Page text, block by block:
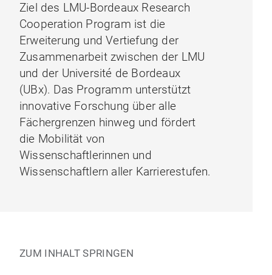
Ziel des LMU-Bordeaux Research
Cooperation Program ist die
Erweiterung und Vertiefung der
Zusammenarbeit zwischen der LMU
und der Université de Bordeaux
(UBx). Das Programm unterstützt
innovative Forschung über alle
Fächergrenzen hinweg und fördert
die Mobilität von
Wissenschaftlerinnen und
Wissenschaftlern aller Karrierestufen.
ZUM INHALT SPRINGEN